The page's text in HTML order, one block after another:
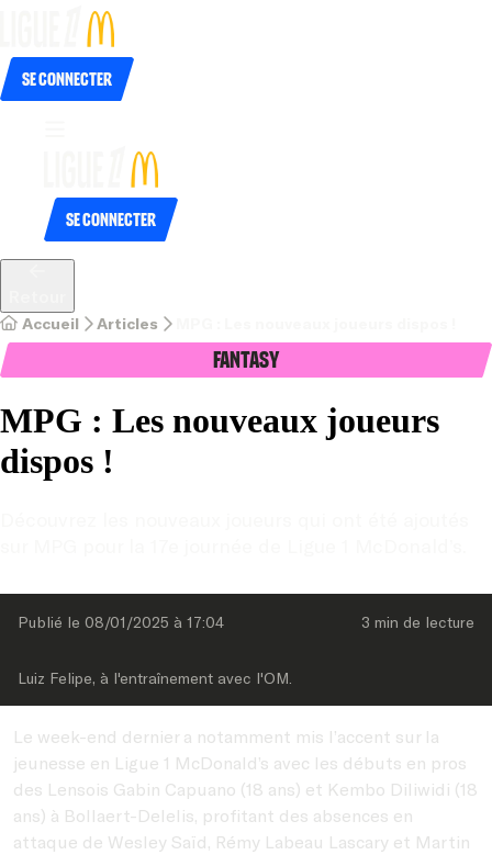
Se connecter
Se connecter
Accueil Articles
Fantasy
MPG : Les nouveaux joueurs
dispos !
Publié le 08/01/2025 à 17:04 3 min de lecture
Luiz Felipe, à l'entraînement avec l'OM.
Le week-end dernier a notamment mis l’accent sur la
jeunesse en Ligue 1 McDonald’s avec les débuts en pros
des Lensois Gabin Capuano (18 ans) et Kembo Diliwidi (18
ans) à Bollaert-Delelis, profitant des absences en
attaque de Wesley Saïd, Rémy Labeau Lascary et Martin